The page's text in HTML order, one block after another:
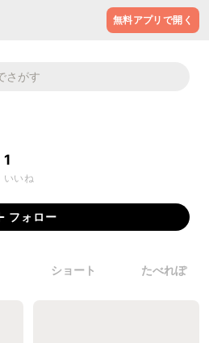
無料アプリで開く
1
いいね
フォロー
ショート たべれぽ